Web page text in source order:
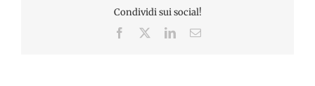
Condividi sui social!
Facebook LinkedInEmail